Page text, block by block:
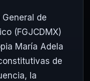
de
(FGJCDMX)
María Adela
de
la